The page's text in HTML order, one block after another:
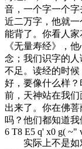
音，一个字一个
近二万字，他就
能背了。你看人
《无量寿经》，
念；我们识字的
不足。读经的时
好，要像什么样
前，天神站在我
出来了。你在佛
吗？他们都知道我
6 T8 E5 q' x0 g( ~"
实际上不是如